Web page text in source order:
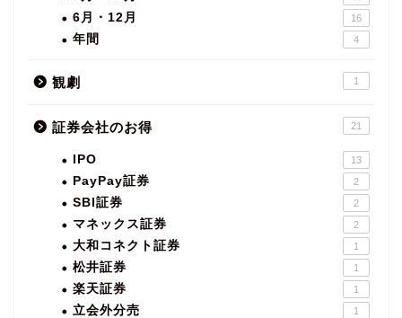
6月・12月 16
年間 4
観劇 1
証券会社のお得 21
IPO 13
PayPay証券 2
SBI証券 2
マネックス証券 2
大和コネクト証券 1
松井証券 1
楽天証券 1
立会外分売 1